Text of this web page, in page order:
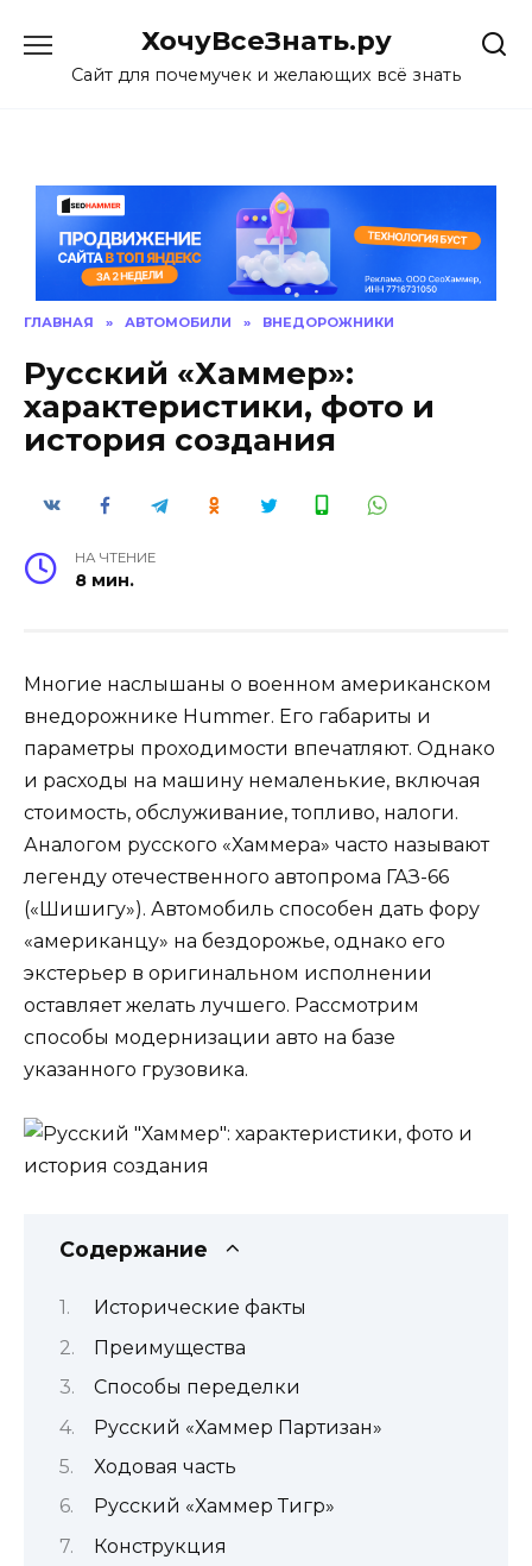
content
ХочуВсеЗнать.ру
Сайт для почемучек и желающих всё знать
ГЛАВНАЯ » АВТОМОБИЛИ » ВНЕДОРОЖНИКИ
Русский «Хаммер»:
характеристики, фото и
история создания
НА ЧТЕНИЕ
8 мин.
Многие наслышаны о военном американском
внедорожнике Hummer. Его габариты и
параметры проходимости впечатляют. Однако
и расходы на машину немаленькие, включая
стоимость, обслуживание, топливо, налоги.
Аналогом русского «Хаммера» часто называют
легенду отечественного автопрома ГАЗ-66
(«Шишигу»). Автомобиль способен дать фору
«американцу» на бездорожье, однако его
экстерьер в оригинальном исполнении
оставляет желать лучшего. Рассмотрим
способы модернизации авто на базе
указанного грузовика.
Содержание
Исторические факты
Преимущества
Способы переделки
Русский «Хаммер Партизан»
Ходовая часть
Русский «Хаммер Тигр»
Конструкция